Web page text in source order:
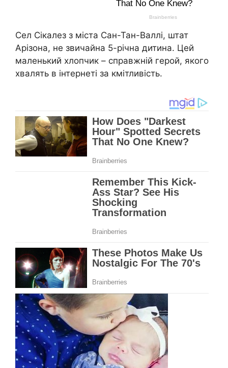
Сел Сікалез з міста Сан-Тан-Валлі, штат
Арізона, не звичайна 5-річна дитина. Цей
маленький хлопчик – справжній герой, якого
хвалять в інтернеті за кмітливість.